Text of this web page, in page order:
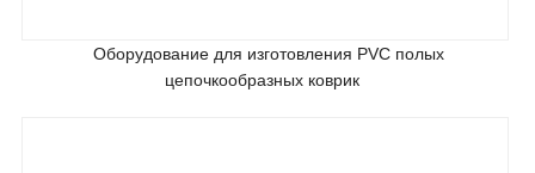
Оборудование для изготовления PVC полых
цепочкообразных коврик